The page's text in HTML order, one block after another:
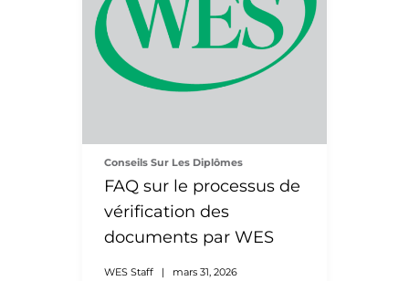
Conseils Sur Les Diplômes
FAQ sur le processus de
vérification des
documents par WES
WES Staff | mars 31, 2026